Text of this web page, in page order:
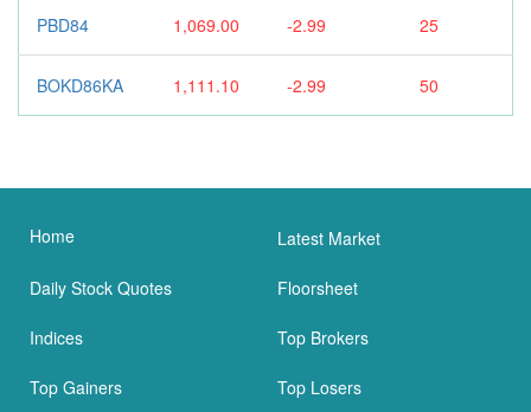
PBD84 1,069.00 -2.99 25
BOKD86KA 1,111.10 -2.99 50
Home Latest Market
Daily Stock Quotes Floorsheet
Indices Top Brokers
Top Gainers Top Losers